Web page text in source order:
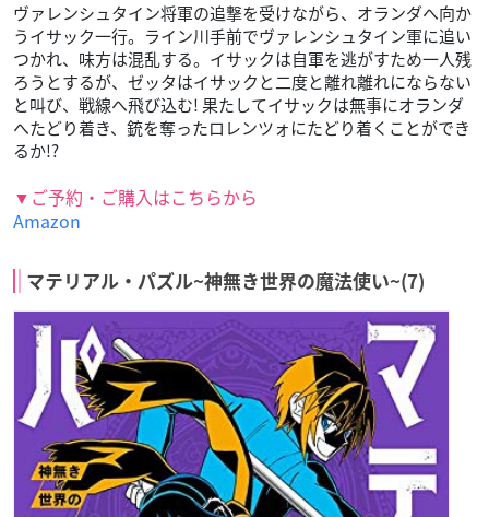
ヴァレンシュタイン将軍の追撃を受けながら、オランダへ向か
うイサック一行。ライン川手前でヴァレンシュタイン軍に追い
つかれ、味方は混乱する。イサックは自軍を逃がすため一人残
ろうとするが、ゼッタはイサックと二度と離れ離れにならない
と叫び、戦線へ飛び込む! 果たしてイサックは無事にオランダ
へたどり着き、銃を奪ったロレンツォにたどり着くことができ
るか!?
▼ご予約・ご購入はこちらから
Amazon
マテリアル・パズル~神無き世界の魔法使い~(7)